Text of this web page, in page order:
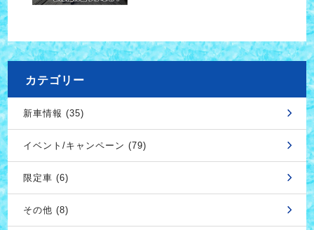
カテゴリー
新車情報 (35)
イベント/キャンペーン (79)
限定車 (6)
その他 (8)